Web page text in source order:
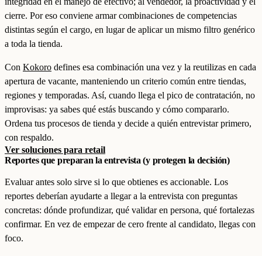
cierre. Por eso conviene armar combinaciones de competencias
distintas según el cargo, en lugar de aplicar un mismo filtro genérico
a toda la tienda.
Con Kokoro defines esa combinación una vez y la reutilizas en cada
apertura de vacante, manteniendo un criterio común entre tiendas,
regiones y temporadas. Así, cuando llega el pico de contratación, no
improvisas: ya sabes qué estás buscando y cómo compararlo.
Ordena tus procesos de tienda y decide a quién entrevistar primero,
con respaldo.
Ver soluciones para retail
Reportes que preparan la entrevista (y protegen la decisión)
Evaluar antes solo sirve si lo que obtienes es accionable. Los
reportes deberían ayudarte a llegar a la entrevista con preguntas
concretas: dónde profundizar, qué validar en persona, qué fortalezas
confirmar. En vez de empezar de cero frente al candidato, llegas con
foco.